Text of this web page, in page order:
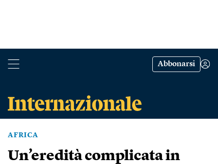
Abbonarsi
AFRICA
Un’eredità complicata in